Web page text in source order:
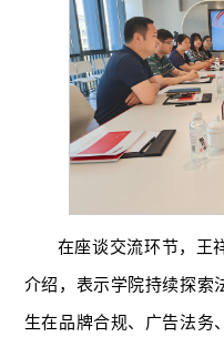
在座谈交流环节，王
介绍，表示学院持续探索
生在品牌合规、广告法务